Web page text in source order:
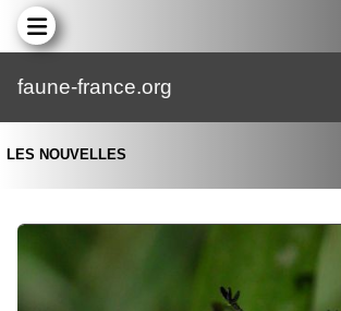
faune-france.org
LES NOUVELLES